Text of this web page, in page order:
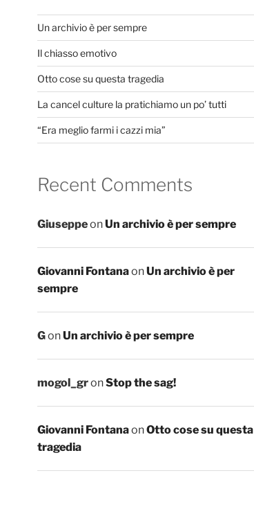
Un archivio è per sempre
Il chiasso emotivo
Otto cose su questa tragedia
La cancel culture la pratichiamo un po’ tutti
“Era meglio farmi i cazzi mia”
Recent Comments
GiuseppeonUn archivio è per sempre
Giovanni FontanaonUn archivio è per
sempre
GonUn archivio è per sempre
mogol_gronStop the sag!
Giovanni FontanaonOtto cose su questa
tragedia